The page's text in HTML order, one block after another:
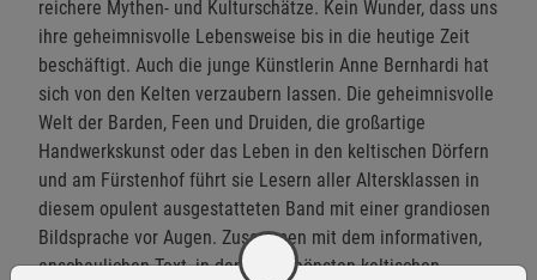
reichere Mythen- und Kulturschätze. Kein Wunder, dass uns
ihre geheimnisvolle Lebensweise bis in die heutige Zeit
beschäftigt. Auch die junge Künstlerin Anne Bernhardi hat
sich von den Kelten verzaubern lassen. Die geheimnisvolle
Welt der Barden, Feen und Druiden, die großartige
Handwerkskunst oder das Leben in den keltischen Dörfern
und am Fürstenhof führt sie Lesern aller Altersklassen in
diesem opulent ausgestatteten Band mit einer grandiosen
Bildsprache vor Augen. Zusammen mit dem informativen,
anschaulichen Text, in den die schönsten keltischen